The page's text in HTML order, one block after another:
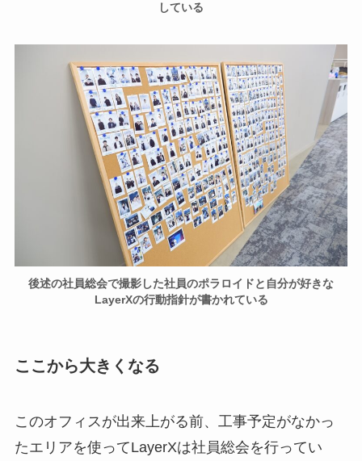
している
後述の社員総会で撮影した社員のポラロイドと自分が好きな
LayerXの行動指針が書かれている
ここから大きくなる
このオフィスが出来上がる前、工事予定がなかっ
たエリアを使ってLayerXは社員総会を行ってい